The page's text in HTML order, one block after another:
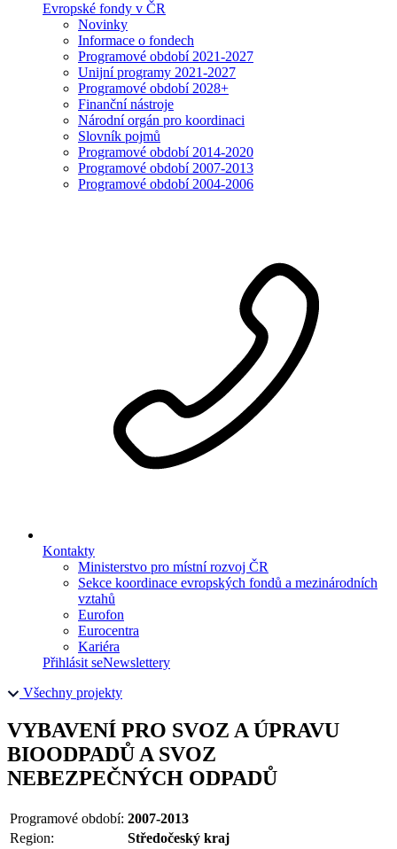
Evropské fondy v ČR
Novinky
Informace o fondech
Programové období 2021-2027
Unijní programy 2021-2027
Programové období 2028+
Finanční nástroje
Národní orgán pro koordinaci
Slovník pojmů
Programové období 2014-2020
Programové období 2007-2013
Programové období 2004-2006
Kontakty
Ministerstvo pro místní rozvoj ČR
Sekce koordinace evropských fondů a mezinárodních
vztahů
Eurofon
Eurocentra
Kariéra
Přihlásit seNewslettery
Všechny projekty
VYBAVENÍ PRO SVOZ A ÚPRAVU
BIOODPADŮ A SVOZ
NEBEZPEČNÝCH ODPADŮ
Programové období: 2007-2013
Region:
Středočeský kraj